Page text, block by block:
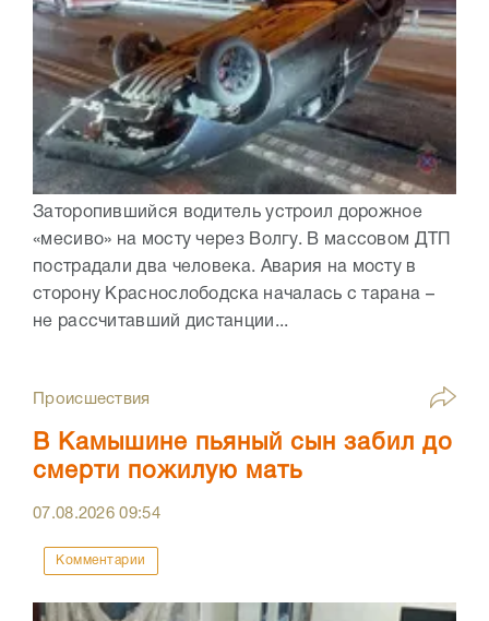
Заторопившийся водитель устроил дорожное
«месиво» на мосту через Волгу. В массовом ДТП
пострадали два человека. Авария на мосту в
сторону Краснослободска началась с тарана –
не рассчитавший дистанции...
Происшествия
В Камышине пьяный сын забил до
смерти пожилую мать
07.08.202609:54
Комментарии